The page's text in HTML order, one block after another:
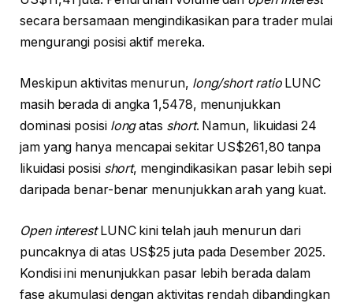
secara bersamaan mengindikasikan para trader mulai
mengurangi posisi aktif mereka.
Meskipun aktivitas menurun, long/short ratioLUNC
masih berada di angka 1,5478, menunjukkan
dominasi posisi longatas short. Namun, likuidasi 24
jam yang hanya mencapai sekitar US$261,80 tanpa
likuidasi posisi short, mengindikasikan pasar lebih sepi
daripada benar-benar menunjukkan arah yang kuat.
Open interestLUNC kini telah jauh menurun dari
puncaknya di atas US$25 juta pada Desember 2025.
Kondisi ini menunjukkan pasar lebih berada dalam
fase akumulasi dengan aktivitas rendah dibandingkan